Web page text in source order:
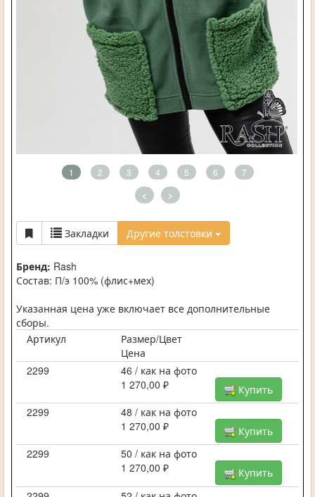
1 2 3 4 5 6 7
< >
Закладки Другие толстовки
Бренд: Rash
Состав: П/э 100% (флис+мех)
Указанная цена уже включает все дополнительные
сборы.
Артикул
Размер/Цвет
Цена
2299
46 / как на фото
1 270,00 ₽
Купить
2299
48 / как на фото
1 270,00 ₽
Купить
2299
50 / как на фото
1 270,00 ₽
Купить